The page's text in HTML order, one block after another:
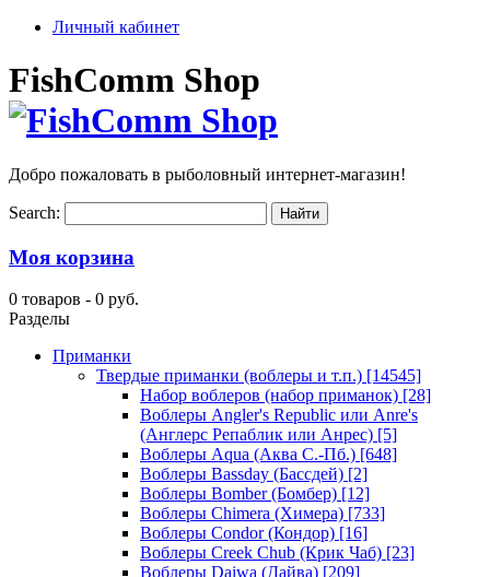
Личный кабинет
FishComm Shop
Добро пожаловать в рыболовный интернет-магазин!
Search:
Моя корзина
0 товаров - 0 руб.
Разделы
Приманки
Твердые приманки (воблеры и т.п.) [14545]
Набор воблеров (набор приманок) [28]
Воблеры Angler's Republic или Anre's
(Англерс Репаблик или Анрес) [5]
Воблеры Aqua (Аква С.-Пб.) [648]
Воблеры Bassday (Бассдей) [2]
Воблеры Bomber (Бомбер) [12]
Воблеры Chimera (Химера) [733]
Воблеры Condor (Кондор) [16]
Воблеры Creek Chub (Крик Чаб) [23]
Воблеры Daiwa (Дайва) [209]